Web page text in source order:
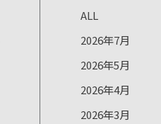
ALL
2026年7月
2026年5月
2026年4月
2026年3月